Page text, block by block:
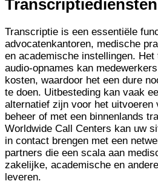
Transcriptie is een essentiële
advocatenkantoren, medische
en academische instellingen.
audio-opnames kan
kosten, waardoor het een dure
te doen. Uitbesteding kan vaak
alternatief zijn voor het uitvoeren
beheer of met een binnenlands
Worldwide Call Centers kan uw
in contact brengen met een
partners die een scala aan
zakelijke, academische en
leveren.